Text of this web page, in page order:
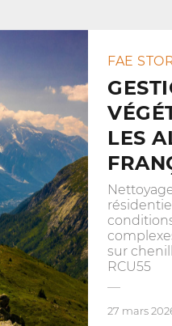
FAE
LES
sur
RCU55
27 mars